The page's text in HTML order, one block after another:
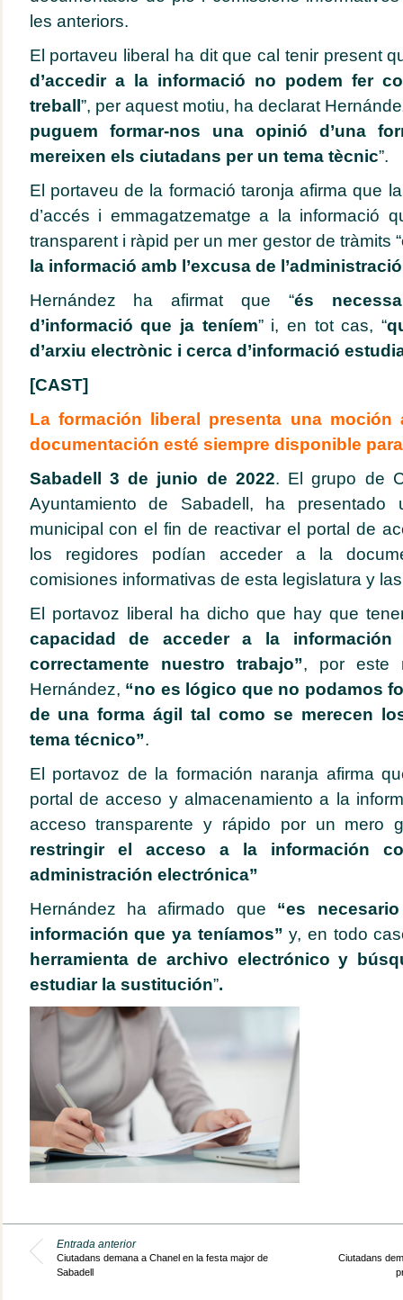
les anteriors.
El portaveu liberal ha dit que cal tenir present
d’accedir a la informació no podem fer
treball ”, per aquest motiu, ha declarat
puguem formar-nos una opinió d’una
mereixen els ciutadans per un tema tècnic”.
El portaveu de la formació taronja afirma que
d’accés i emmagatzematge a la informació
transparent i ràpid per un mer gestor de tràmits “
la informació amb l’excusa de
Hernández ha afirmat que “és
d’informació que ja teníem” i, en tot cas, “
d’arxiu electrònic i cerca d’informació
[CAST]
La formación liberal presenta una
documentación esté siempre disponible
Sabadell 3 de junio de 2022. El grupo de
Ayuntamiento de Sabadell, ha
municipal con el fin de reactivar el portal de
los regidores podían acceder a la
comisiones informativas de esta legislatura y
El portavoz liberal ha dicho que hay que
capacidad de acceder a la información
correctamente nuestro trabajo”, por este
Hernández, “no es lógico que no podamos
de una forma ágil tal como se merecen
tema técnico”.
El portavoz de la formación naranja afirma
portal de acceso y almacenamiento a la
acceso transparente y rápido por un mero
restringir el acceso a la información
administración electrónica”
Hernández ha afirmado que “es
información que ya teníamos”y, en todo
herramienta de archivo electrónico y
estudiar la sustitución”.
Entrada anterior
Ciutadans demana a Chanel en la festa major de
Sabadell
Ciutadans